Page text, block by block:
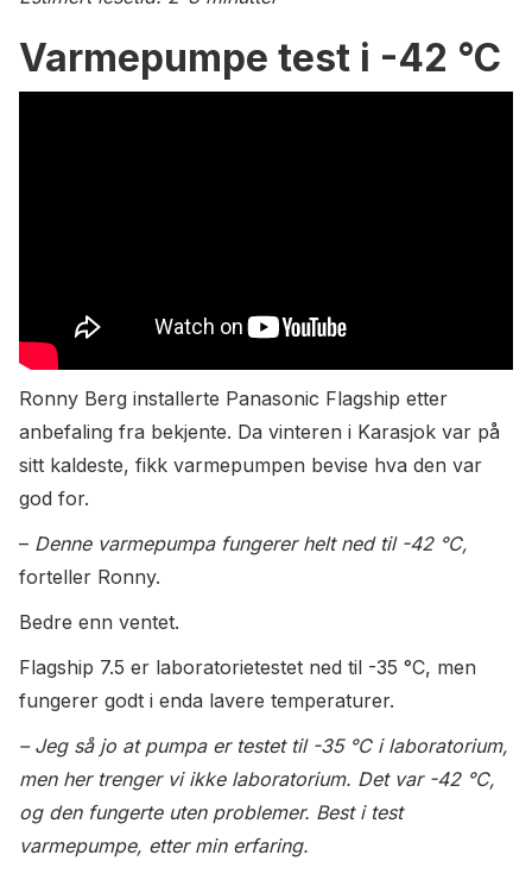
Varmepumpe test i -42 °C
Ronny Berg installerte Panasonic Flagship etter
anbefaling fra bekjente. Da vinteren i Karasjok var på
sitt kaldeste, fikk varmepumpen bevise hva den var
god for.
– Denne varmepumpa fungerer helt ned til -42 °C,
forteller Ronny.
Bedre enn ventet.
Flagship 7.5 er laboratorietestet ned til -35 °C, men
fungerer godt i enda lavere temperaturer.
– Jeg så jo at pumpa er testet til -35 °C i laboratorium,
men her trenger vi ikke laboratorium. Det var -42 °C,
og den fungerte uten problemer. Best i test
varmepumpe, etter min erfaring.